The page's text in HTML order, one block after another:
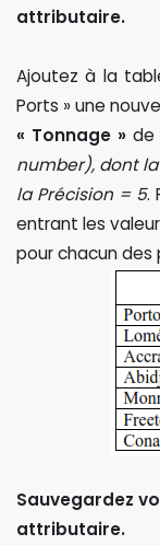
attributaire.
Ajoutez à la
Ports » une
« Tonnage » de
number), dont
la Précision = 5.
entrant les
pour chacun des
Sauvegardez
attributaire.